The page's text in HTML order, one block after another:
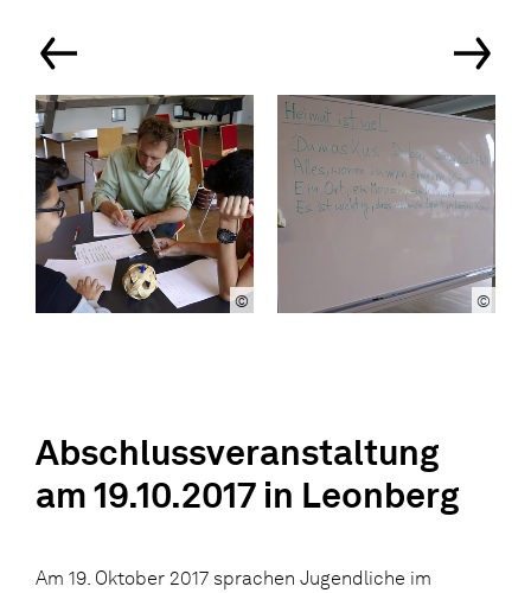
© ©
Abschlussveranstaltung
am 19.10.2017 in Leonberg
Am 19. Oktober 2017 sprachen Jugendliche im